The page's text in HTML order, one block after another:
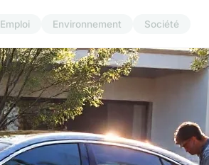
Emploi Environnement Société